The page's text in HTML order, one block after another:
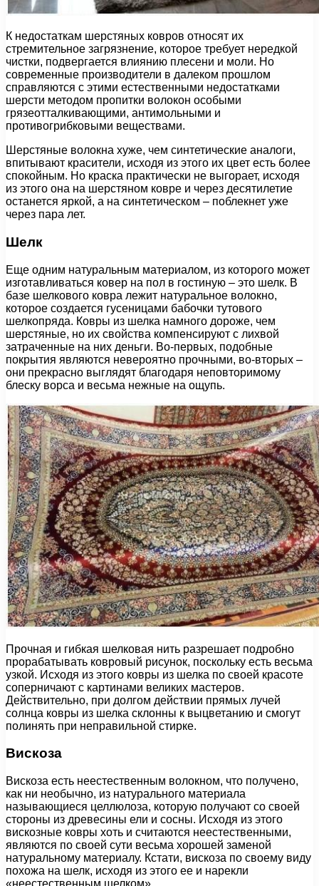
К недостаткам шерстяных ковров относят их
стремительное загрязнение, которое требует нередкой
чистки, подвергается влиянию плесени и моли. Но
современные производители в далеком прошлом
справляются с этими естественными недостатками
шерсти методом пропитки волокон особыми
грязеотталкивающими, антимольными и
противогрибковыми веществами.
Шерстяные волокна хуже, чем синтетические аналоги,
впитывают красители, исходя из этого их цвет есть более
спокойным. Но краска практически не выгорает, исходя
из этого она на шерстяном ковре и через десятилетие
останется яркой, а на синтетическом – поблекнет уже
через пара лет.
Шелк
Еще одним натуральным материалом, из которого может
изготавливаться ковер на пол в гостиную – это шелк. В
базе шелкового ковра лежит натуральное волокно,
которое создается гусеницами бабочки тутового
шелкопряда. Ковры из шелка намного дороже, чем
шерстяные, но их свойства компенсируют с лихвой
затраченные на них деньги. Во-первых, подобные
покрытия являются невероятно прочными, во-вторых –
они прекрасно выглядят благодаря неповторимому
блеску ворса и весьма нежные на ощупь.
Прочная и гибкая шелковая нить разрешает подробно
прорабатывать ковровый рисунок, поскольку есть весьма
узкой. Исходя из этого ковры из шелка по своей красоте
соперничают с картинами великих мастеров.
Действительно, при долгом действии прямых лучей
солнца ковры из шелка склонны к выцветанию и смогут
полинять при неправильной стирке.
Вискоза
Вискоза есть неестественным волокном, что получено,
как ни необычно, из натурального материала
называющиеся целлюлоза, которую получают со своей
стороны из древесины ели и сосны. Исходя из этого
вискозные ковры хоть и считаются неестественными,
являются по своей сути весьма хорошей заменой
натуральному материалу. Кстати, вискоза по своему виду
похожа на шелк, исходя из этого ее и нарекли
«неестественным шелком».